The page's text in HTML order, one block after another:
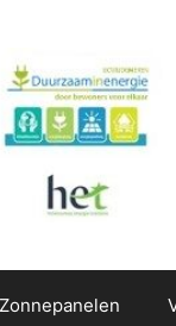
Zonnepanelen